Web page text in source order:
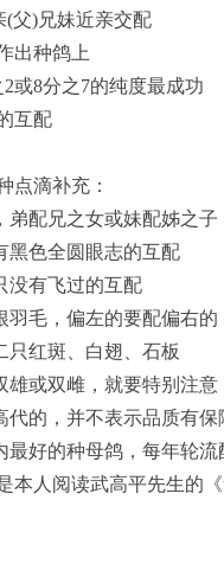
)兄妹近亲交配
种鸽上
8分之7的纯度最成功
互配
滴补充：
兄之女或妹配姊之子
色全圆眼志的互配
有飞过的互配
毛，偏左的要配偏右的
红斑、白翅、石板
或双雌，就要特别注意
的，并不表示品质有保
好的种母鸽，每年轮流
人阅读武高平先生的《